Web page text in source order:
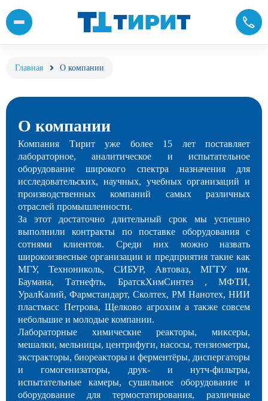
Главная О компании
О компании
Компания Тирит уже более 15 лет поставляет
лабораторное, аналитическое и испытательное
оборудование широкого спектра назначения для
исследовательских, научных, учебных организаций и
производственных компаний самых различных
отраслей промышленности.
За этот достаточно длительный срок мы успешно
выполнили контракты по поставке оборудования с
сотнями клиентов. Среди них можно назвать
широкоизвесные организации и предприятия такие как
МГУ, Технониколь, СИБУР, Автоваз, МГТУ им.
Баумана, Татнефть, БратскХимСинтез , МФТИ,
УралКалий, Фармстандарт, Сколтех, РМ Нанотех, НИИ
пластмасс Петрова, Щелково агрохим а также совсем
небольшие и молодые компании.
Лабораторные химические реакторы, миксеры,
мешалки, мельницы, центрифуги, насосы, тензиометры,
экстракторы, биореакторы и ферментёры, диспергаторы
и гомогенизаторы, друк- и нутч-фильтры,
испытательные камеры, сушильное оборудование и
оборудование для термостатирования, различные